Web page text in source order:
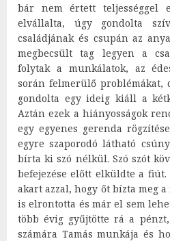
bár nem értett teljességgel
elvállalta, úgy gondolta
családjának és csupán az
megbecsült tag legyen a
folytak a munkálatok, az
során felmerülő problémákat,
gondolta egy ideig kiáll a
Aztán ezek a hiányosságok
egy egyenes gerenda
egyre szaporodó látható
bírta ki szó nélkül. Szó szót
befejezése előtt elküldte a
akart azzal, hogy őt bízta meg
is elrontotta és már el sem
több évig gyűjtötte rá a
számára Tamás munkája és